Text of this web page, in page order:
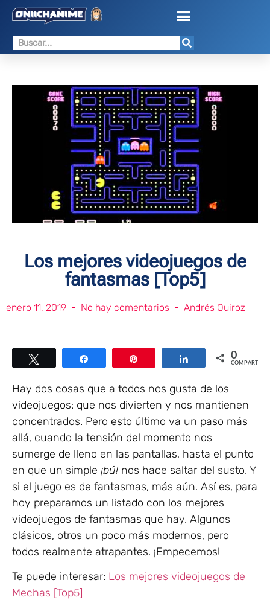
Los mejores videojuegos de
fantasmas [Top5]
enero 11, 2019 No hay comentarios Andrés Quiroz
Compartir Compartir0
COMPARTIR
Hay dos cosas que a todos nos gusta de los
videojuegos: que nos divierten y nos mantienen
concentrados. Pero esto último va un paso más
allá, cuando la tensión del momento nos
sumerge de lleno en las pantallas, hasta el punto
en que un simple ¡bú! nos hace saltar del susto. Y
si el juego es de fantasmas, más aún. Así es, para
hoy preparamos un listado con los mejores
videojuegos de fantasmas que hay. Algunos
clásicos, otros un poco más modernos, pero
todos realmente atrapantes. ¡Empecemos!
Te puede interesar: Los mejores videojuegos de
Mechas [Top5]